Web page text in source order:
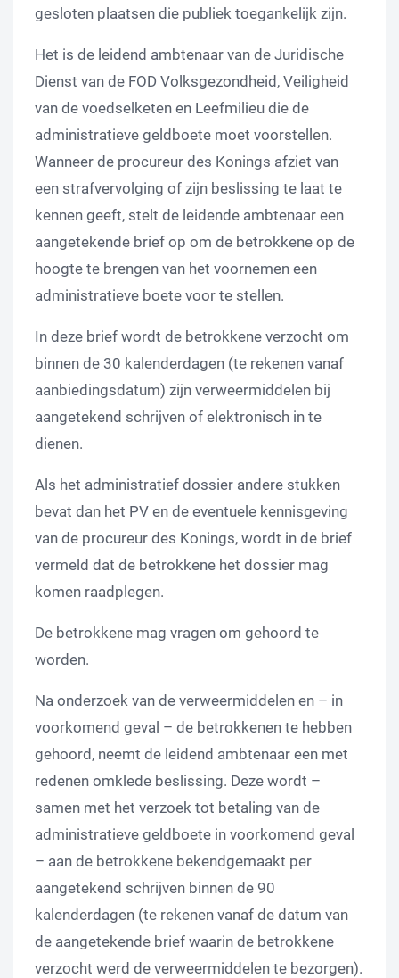
gesloten plaatsen die publiek toegankelijk zijn.
Het is de leidend ambtenaar van de Juridische
Dienst van de FOD Volksgezondheid, Veiligheid
van de voedselketen en Leefmilieu die de
administratieve geldboete moet voorstellen.
Wanneer de procureur des Konings afziet van
een strafvervolging of zijn beslissing te laat te
kennen geeft, stelt de leidende ambtenaar een
aangetekende brief op om de betrokkene op de
hoogte te brengen van het voornemen een
administratieve boete voor te stellen.
In deze brief wordt de betrokkene verzocht om
binnen de 30 kalenderdagen (te rekenen vanaf
aanbiedingsdatum) zijn verweermiddelen bij
aangetekend schrijven of elektronisch in te
dienen.
Als het administratief dossier andere stukken
bevat dan het PV en de eventuele kennisgeving
van de procureur des Konings, wordt in de brief
vermeld dat de betrokkene het dossier mag
komen raadplegen.
De betrokkene mag vragen om gehoord te
worden.
Na onderzoek van de verweermiddelen en – in
voorkomend geval – de betrokkenen te hebben
gehoord, neemt de leidend ambtenaar een met
redenen omklede beslissing. Deze wordt –
samen met het verzoek tot betaling van de
administratieve geldboete in voorkomend geval
– aan de betrokkene bekendgemaakt per
aangetekend schrijven binnen de 90
kalenderdagen (te rekenen vanaf de datum van
de aangetekende brief waarin de betrokkene
verzocht werd de verweermiddelen te bezorgen).